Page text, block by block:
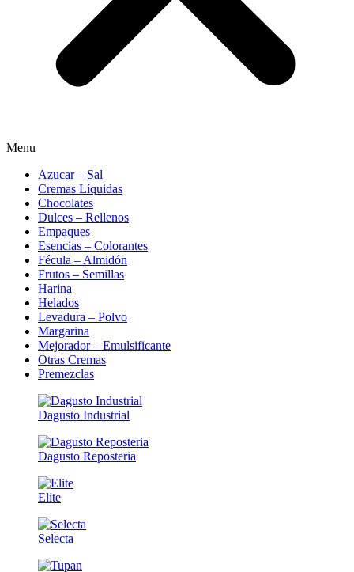
Menu
Azucar – Sal
Cremas Líquidas
Chocolates
Dulces – Rellenos
Empaques
Esencias – Colorantes
Fécula – Almidón
Frutos – Semillas
Harina
Helados
Levadura – Polvo
Margarina
Mejorador – Emulsificante
Otras Cremas
Premezclas
Dagusto Industrial
Dagusto Reposteria
Elite
Selecta